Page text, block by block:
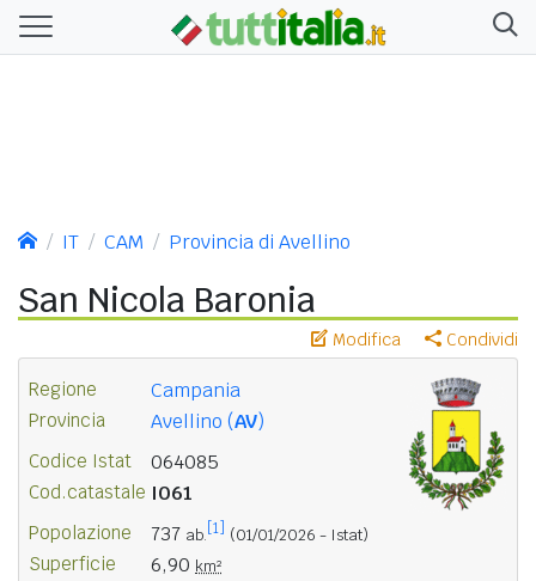
IT CAM Provincia di Avellino
San Nicola Baronia
Modifica Condividi
Regione Campania
Provincia Avellino (AV)
Codice Istat 064085
Cod.catastale I061
Popolazione 737 ab. [1] (01/01/2026 - Istat)
Superficie 6,90 km²